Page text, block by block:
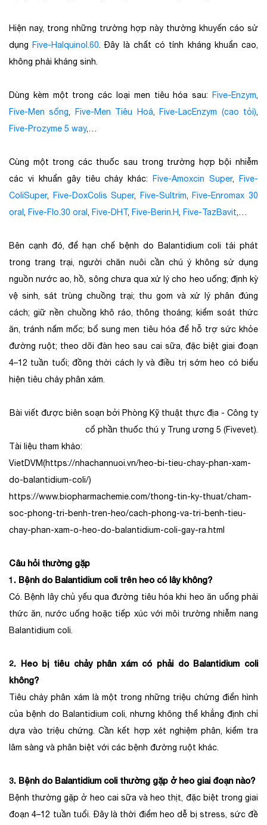
Hiện nay, trong những trường hợp này thường khuyến cáo sử
dụng Five-Halquinol.60. Đây là chất có tính kháng khuẩn cao,
không phải kháng sinh.
Dùng kèm một trong các loại men tiêu hóa sau: Five-Enzym,
Five-Men sống, Five-Men Tiêu Hoá, Five-LacEnzym (cao tỏi),
Five-Prozyme 5 way,…
Cùng một trong các thuốc sau trong trường hợp bội nhiễm
các vi khuẩn gây tiêu chảy khác:
Five-Amoxcin Super,
Five-
ColiSuper, Five-DoxColis Super, Five-Sultrim, Five-Enromax 30
oral , Five-Flo.30 oral , Five-DHT, Five-Berin.H, Five-TazBavit,…
Bên cạnh đó, để hạn chế bệnh do Balantidium coli tái phát
trong trang trại, người chăn nuôi cần chú ý không sử dụng
nguồn nước ao, hồ, sông chưa qua xử lý cho heo uống; định kỳ
vệ sinh, sát trùng chuồng trại; thu gom và xử lý phân đúng
cách; giữ nền chuồng khô ráo, thông thoáng; kiểm soát thức
ăn, tránh nấm mốc; bổ sung men tiêu hóa để hỗ trợ sức khỏe
đường ruột; theo dõi đàn heo sau cai sữa, đặc biệt giai đoạn
4–12 tuần tuổi; đồng thời cách ly và điều trị sớm heo có biểu
hiện tiêu chảy phân xám.
Bài viết được biên soạn bởi Phòng Kỹ thuật thực địa - Công ty
cổ phần thuốc thú y Trung ương 5 (Fivevet).
Tài liệu tham khảo:
VietDVM(https://nhachannuoi.vn/heo-bi-tieu-chay-phan-xam-
do-balantidium-coli/)
https://www.biopharmachemie.com/thong-tin-ky-thuat/cham-
soc-phong-tri-benh-tren-heo/cach-phong-va-tri-benh-tieu-
chay-phan-xam-o-heo-do-balantidium-coli-gay-ra.html
Câu hỏi thường gặp
1. Bệnh do Balantidium coli trên heo có lây không?
Có. Bệnh lây chủ yếu qua đường tiêu hóa khi heo ăn uống phải
thức ăn, nước uống hoặc tiếp xúc với môi trường nhiễm nang
Balantidium coli.
2. Heo bị tiêu chảy phân xám có phải do Balantidium coli
không?
Tiêu chảy phân xám là một trong những triệu chứng điển hình
của bệnh do Balantidium coli, nhưng không thể khẳng định chỉ
dựa vào triệu chứng. Cần kết hợp xét nghiệm phân, kiểm tra
lâm sàng và phân biệt với các bệnh đường ruột khác.
3. Bệnh do Balantidium coli thường gặp ở heo giai đoạn nào?
Bệnh thường gặp ở heo cai sữa và heo thịt, đặc biệt trong giai
đoạn 4–12 tuần tuổi. Đây là thời điểm heo dễ bị stress, sức đề